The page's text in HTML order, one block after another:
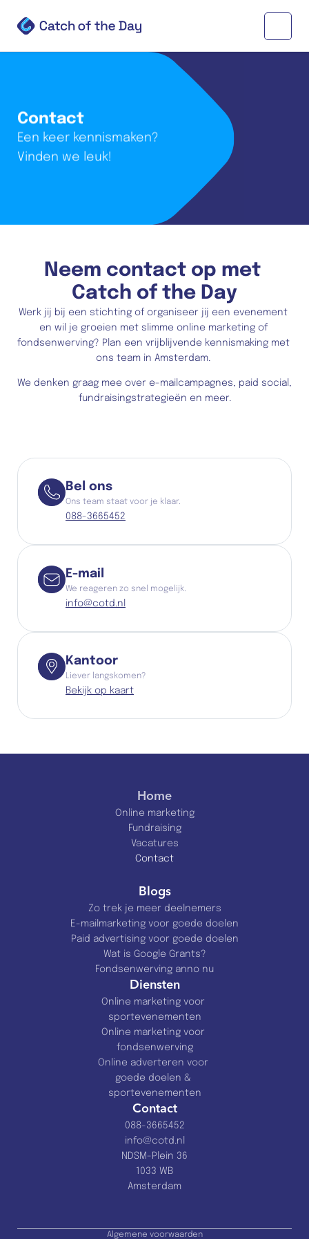
Contact
Een keer kennismaken?
Vinden we leuk!
Neem contact op met
Catch of the Day
Werk jij bij een stichting of organiseer jij een evenement
en wil je groeien met slimme online marketing of
fondsenwerving? Plan een vrijblijvende kennismaking met
ons team in Amsterdam.
We denken graag mee over e-mailcampagnes, paid social,
fundraisingstrategieën en meer.
Bel ons
Ons team staat voor je klaar.
088-3665452
E-mail
We reageren zo snel mogelijk.
info@cotd.nl
Kantoor
Liever langskomen?
Bekijk op kaart
Home
Online marketing
Fundraising
Vacatures
Contact
Blogs
Zo trek je meer deelnemers
E-mailmarketing voor goede doelen
Paid advertising voor goede doelen
Wat is Google Grants?
Fondsenwerving anno nu
Diensten
Online marketing voor
sportevenementen
Online marketing voor
fondsenwerving
Online adverteren voor
goede doelen &
sportevenementen
Contact
088-3665452
info@cotd.nl
NDSM-Plein 36
1033 WB
Amsterdam
Algemene voorwaarden